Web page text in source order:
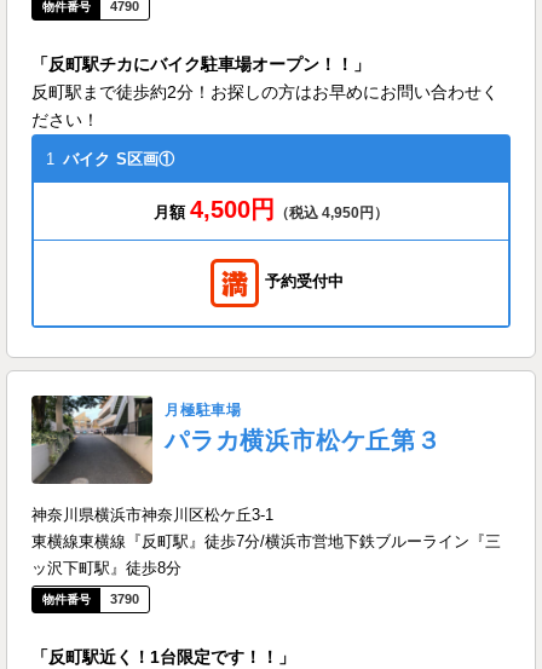
4790
「反町駅チカにバイク駐車場オープン！！」
反町駅まで徒歩約2分！お探しの方はお早めにお問い合わせく
ださい！
1 バイク S区画①
月額 4,500円 （税込 4,950円）
予約受付中
月極駐車場
パラカ横浜市松ケ丘第３
神奈川県横浜市神奈川区松ケ丘3-1
東横線東横線『反町駅』徒歩7分/横浜市営地下鉄ブルーライン『三
ッ沢下町駅』徒歩8分
3790
「反町駅近く！1台限定です！！」